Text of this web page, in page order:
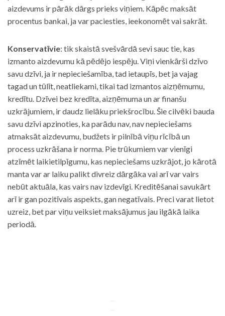
aizdevums ir pārāk dārgs prieks viņiem. Kāpēc maksāt
procentus bankai, ja var paciesties, ieekonomēt vai sakrāt.
Konservatīvie: tik skaistā svešvārdā sevi sauc tie, kas
izmanto aizdevumu kā pēdējo iespēju. Viņi vienkārši dzīvo
savu dzīvi, ja ir nepieciešamība, tad ietaupīs, bet ja vajag
tagad un tūlīt, neatliekami, tikai tad izmantos aizņēmumu,
kredītu. Dzīvei bez kredīta, aizņēmuma un ar finanšu
uzkrājumiem, ir daudz lielāku priekšrocību. Šie cilvēki bauda
savu dzīvi apzinoties, ka parādu nav, nav nepieciešams
atmaksāt aizdevumu, budžets ir pilnībā viņu rīcībā un
process uzkrāšana ir norma. Pie trūkumiem var vienīgi
atzīmēt laikietilpīgumu, kas nepieciešams uzkrājot, jo kārotā
manta var ar laiku palikt divreiz dārgāka vai arī var vairs
nebūt aktuāla, kas vairs nav izdevīgi. Kreditēšanai savukārt
arī ir gan pozitīvais aspekts, gan negatīvais. Preci varat lietot
uzreiz, bet par viņu veiksiet maksājumus jau ilgākā laika
periodā.